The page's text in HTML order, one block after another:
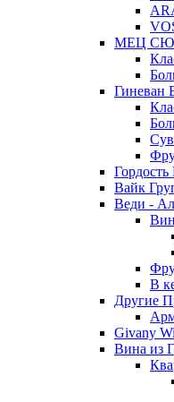
МЕЦ
Гиневан
Вайк
Веди -
В
Другие
Givany
Вина из